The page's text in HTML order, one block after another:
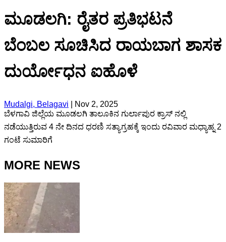
ಮೂಡಲಗಿ: ರೈತರ ಪ್ರತಿಭಟನೆ
ಬೆಂಬಲ ಸೂಚಿಸಿದ ರಾಯಬಾಗ ಶಾಸಕ
ದುರ್ಯೋಧನ ಐಹೊಳೆ
Mudalgi, Belagavi
Nov 2, 2025
ಬೆಳಗಾವಿ ಜಿಲ್ಲೆಯ ಮೂಡಲಗಿ ತಾಲೂಕಿನ ಗುರ್ಲಾಪುರ ಕ್ರಾಸ್ ನಲ್ಲಿ
ನಡೆಯುತ್ತಿರುವ 4 ನೇ ದಿನದ ಧರಣಿ ಸತ್ಯಾಗ್ರಹಕ್ಕೆ ಇಂದು ರವಿವಾರ ಮಧ್ಯಾಹ್ನ 2
ಗಂಟೆ ಸುಮಾರಿಗೆ
MORE NEWS